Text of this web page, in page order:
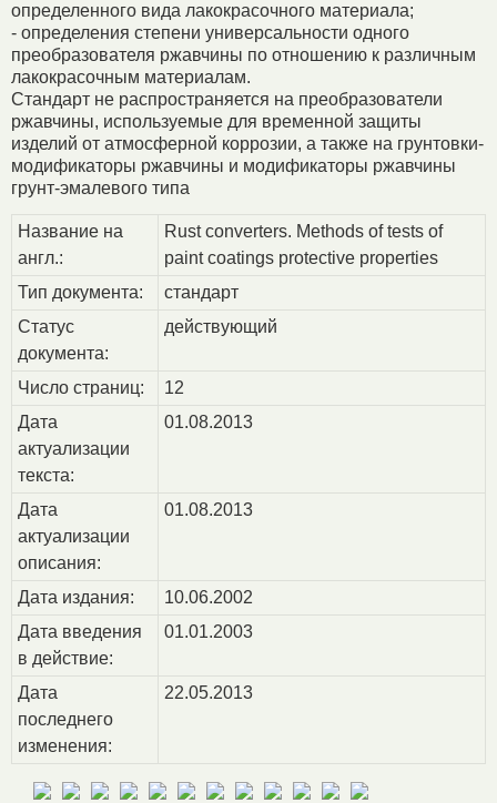
определенного вида лакокрасочного материала;
- определения степени универсальности одного
преобразователя ржавчины по отношению к различным
лакокрасочным материалам.
Стандарт не распространяется на преобразователи
ржавчины, используемые для временной защиты
изделий от атмосферной коррозии, а также на грунтовки-
модификаторы ржавчины и модификаторы ржавчины
грунт-эмалевого типа
Название на
англ.:
Rust converters. Methods of tests of
paint coatings protective properties
Тип документа:
стандарт
Статус
документа:
действующий
Число страниц:
12
Дата
актуализации
текста:
01.08.2013
Дата
актуализации
описания:
01.08.2013
Дата издания:
10.06.2002
Дата введения
в действие:
01.01.2003
Дата
последнего
изменения:
22.05.2013